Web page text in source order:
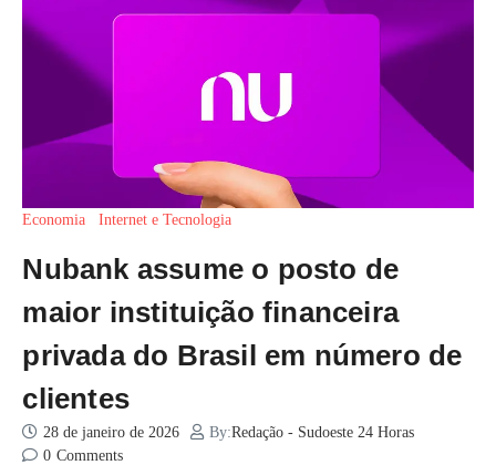
Economia Internet e Tecnologia
Nubank assume o posto de
maior instituição financeira
privada do Brasil em número de
clientes
28 de janeiro de 2026 By:Redação - Sudoeste 24 Horas
0 Comments